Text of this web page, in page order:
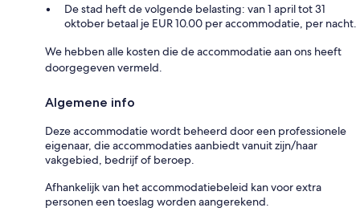
De stad heft de volgende belasting: van 1 april tot 31
oktober betaal je EUR 10.00 per accommodatie, per nacht.
We hebben alle kosten die de accommodatie aan ons heeft
doorgegeven vermeld.
Algemene info
Deze accommodatie wordt beheerd door een professionele
eigenaar, die accommodaties aanbiedt vanuit zijn/haar
vakgebied, bedrijf of beroep.
Afhankelijk van het accommodatiebeleid kan voor extra
personen een toeslag worden aangerekend.